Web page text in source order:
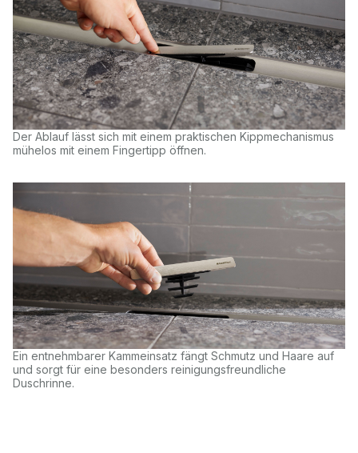
Der Ablauf lässt sich mit einem praktischen Kippmechanismus
mühelos mit einem Fingertipp öffnen.
Ein entnehmbarer Kammeinsatz fängt Schmutz und Haare auf
und sorgt für eine besonders reinigungsfreundliche
Duschrinne.